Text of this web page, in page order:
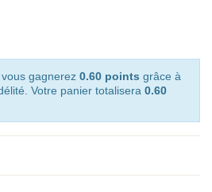
gagnerez 0.60 points grâce à
Votre panier totalisera 0.60